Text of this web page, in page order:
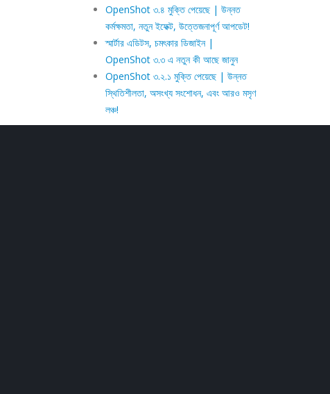
OpenShot ৩.৪ মুক্তি পেয়েছে | উন্নত
কর্মক্ষমতা, নতুন ইফেক্ট, উত্তেজনাপূর্ণ আপডেট!
স্মার্টার এডিটস, চমৎকার ডিজাইন |
OpenShot ৩.৩ এ নতুন কী আছে জানুন
OpenShot ৩.২.১ মুক্তি পেয়েছে | উন্নত
স্থিতিশীলতা, অসংখ্য সংশোধন, এবং আরও মসৃণ
লঞ্চ!